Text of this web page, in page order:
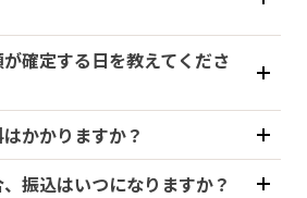
確定する日を教えてくださ
かかりますか？
振込はいつになりますか？